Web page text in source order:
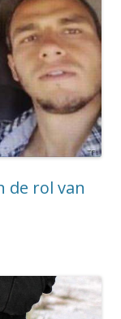
de rol van